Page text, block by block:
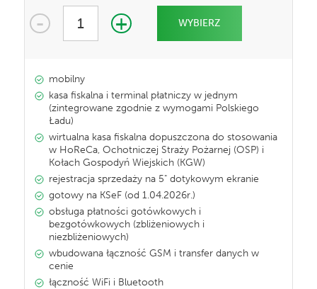
- 1 + WYBIERZ
mobilny
kasa fiskalna i terminal płatniczy w jednym
(zintegrowane zgodnie z wymogami Polskiego
Ładu)
wirtualna kasa fiskalna dopuszczona do stosowania
w HoReCa, Ochotniczej Straży Pożarnej (OSP) i
Kołach Gospodyń Wiejskich (KGW)
rejestracja sprzedaży na 5" dotykowym ekranie
gotowy na KSeF (od 1.04.2026r.)
obsługa płatności gotówkowych i
bezgotówkowych (zbliżeniowych i
niezbliżeniowych)
wbudowana łączność GSM i transfer danych w
cenie
łączność WiFi i Bluetooth